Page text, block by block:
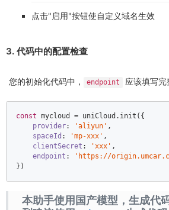
点击"启用"按钮使自定义域名生效
3. 代码中的配置检查
您的初始化代码中， endpoint 应该填写完
const mycloud = uniCloud.init({
provider: 'aliyun' ,
spaceId : 'mp-xxx' ,
clientSecret : 'xxx' ,
endpoint : 'https://
})
本助手使用国产模型，生成代